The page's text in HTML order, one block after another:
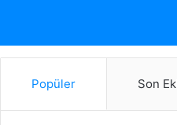
Popüler Son